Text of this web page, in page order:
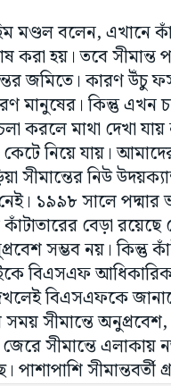
মণ্ডল বলেন, এখানে
করা হয়। তবে
জমিতে। কারণ
মানুষের। কিন্তু এখন
করলে মাথা দেখা
নিয়ে যায়। আমাদের
সীমান্তের নিউ
১৯৯৮ সালে
বেড়া
সম্ভব নয়। কিন্তু
বিএসএফ আধিকারিক ও
বিএসএফকে
সীমান্তে অনুপ্রবেশ,
জেরে সীমান্তে
পাশাপাশি সীমান্তবর্তী